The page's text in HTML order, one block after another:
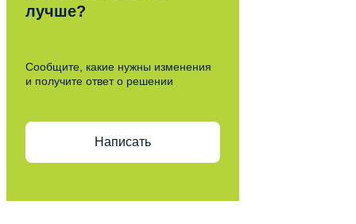
лучше?
Сообщите, какие нужны изменения
и получите ответ о решении
Написать